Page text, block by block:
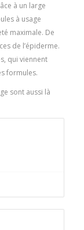
à un large
à usage
maximale. De
de l’épiderme.
qui viennent
formules.
sont aussi là